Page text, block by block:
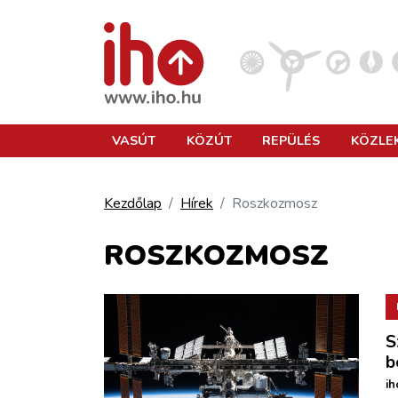
REPÜLÉS
KÖZLEKEDÉSFEJLESZTÉS
ELLÁTÁSI LÁNC
VASÚT KÖZÚT REPÜLÉS
Kezdőlap Hírek Roszkozmosz
ROSZKOZMOSZ